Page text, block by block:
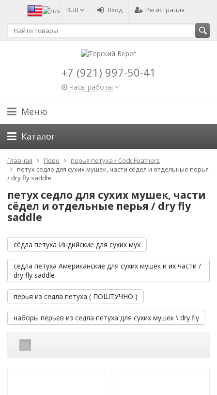
RUB Вход Регистрация
+7 (921) 997-50-41
Часы работы
Меню
Каталог
Главная Перо
перья петуха / Cock Feathers
петух седло для сухих мушек, части сёдел и отдельные перья
/ dry fly saddle
петух седло для сухих мушек, части
сёдел и отдельные перья / dry fly
saddle
сёдла петуха Индийские для сухих мух
сёдла петуха Американские для сухих мушек и их части /
dry fly saddle
перья из седла петуха ( ПОШТУЧНО )
наборы перьев из седла петуха для сухих мушек \ dry fly